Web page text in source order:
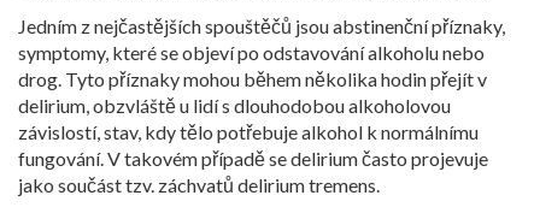
Jedním z nejčastějších spouštěčů jsouabstinenční příznaky,
symptomy, které se objeví po odstavování alkoholu nebo
drog. Tyto příznaky mohou během několika hodin přejít v
delirium, obzvláště u lidí s dlouhodoboualkoholovou
závislostí,stav, kdy tělo potřebuje alkohol k normálnímu
fungování. V takovém případě se delirium často projevuje
jako součást tzv. záchvatů delirium tremens.